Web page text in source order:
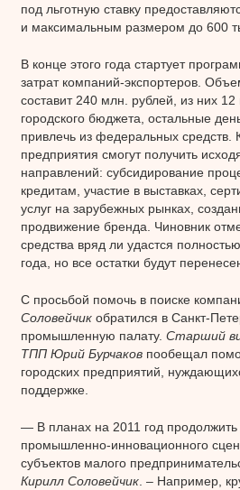
под льготную ставку
и максимальным размером до 600
В конце этого года стартует
затрат компаний-экспортеров.
составит 240 млн. рублей, из них
городского бюджета, остальные
привлечь из федеральных средств.
предприятия смогут получить
направлений: субсидирование
кредитам, участие в выставках,
услуг на зарубежных рынках,
продвижение бренда. Чиновник
средства вряд ли удастся
года, но все остатки будут
С просьбой помочь в поиске
Соловейчикобратился в Санкт-
промышленную палату. Старший
ТПП Юрий Бурчаковпообещал
городских предприятий,
поддержке.
— В планах на 2011 год
промышленно-инновационного
субъектов малого
Кирилл Соловейчик. – Например,